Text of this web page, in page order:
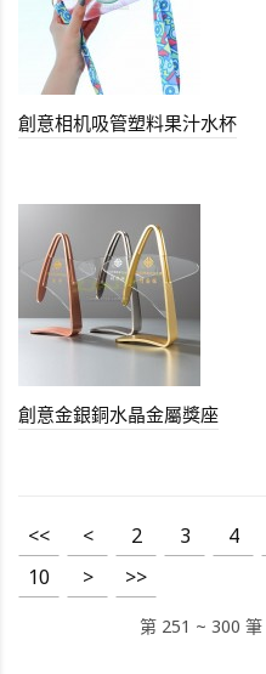
創意相机吸管塑料果汁水杯
創意金銀銅水晶金屬獎座
<< < 2 3 4
10
> >>
第 251 ~ 300